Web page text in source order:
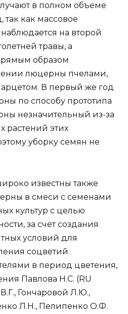
в полном объеме
так как массовое
на второй
травы, а
образом
люцерны пчелами,
В первый же год
по способу прототипа
незначительный из-за
растений этих
уборку семян не
известны также
в смеси с семенами
культур с целью
за счет создания
условий для
соцветий
в период цветения,
Павлова Н.С. (RU
Гончаровой Л.Ю.,
Л.Н., Пелипенко О.Ф.